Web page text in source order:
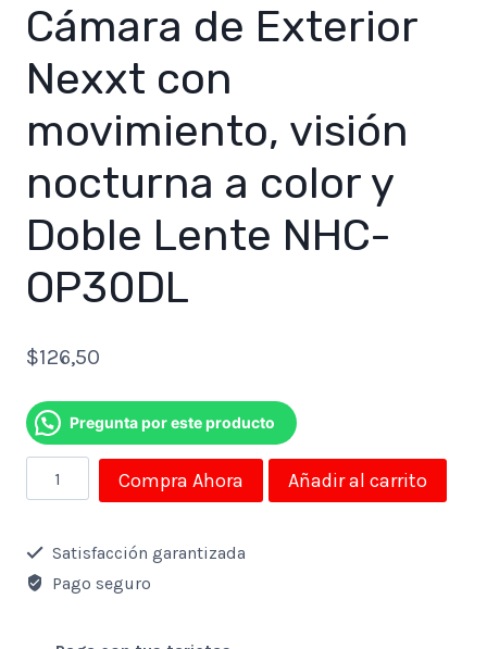
Cámara de Exterior
Nexxt con
movimiento, visión
nocturna a color y
Doble Lente NHC-
OP30DL
$126,50
Pregunta por este producto
Cámara
de
Exterior
Nexxt
Compra Ahora Añadir al carrito
Satisfacción garantizada
Pago seguro